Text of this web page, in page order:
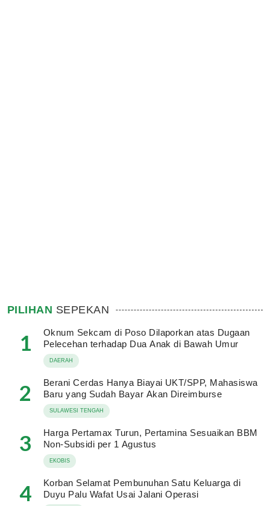
PILIHAN SEPEKAN
1
Oknum Sekcam di Poso Dilaporkan atas Dugaan
Pelecehan terhadap Dua Anak di Bawah Umur
DAERAH
2
Berani Cerdas Hanya Biayai UKT/SPP, Mahasiswa
Baru yang Sudah Bayar Akan Direimburse
SULAWESI TENGAH
3
Harga Pertamax Turun, Pertamina Sesuaikan BBM
Non-Subsidi per 1 Agustus
EKOBIS
4
Korban Selamat Pembunuhan Satu Keluarga di
Duyu Palu Wafat Usai Jalani Operasi